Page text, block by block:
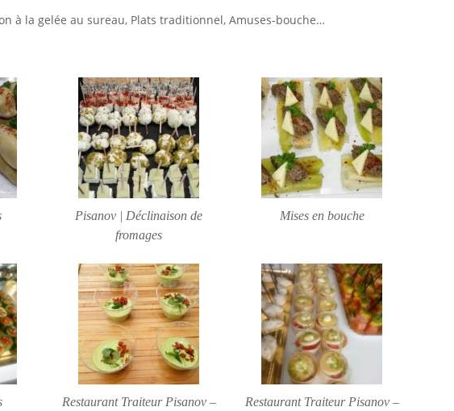
à la gelée au sureau, Plats traditionnel, Amuses-bouche…
Pisanov | Déclinaison de
fromages
Mises en bouche
Restaurant Traiteur Pisanov –
Restaurant Traiteur Pisanov –